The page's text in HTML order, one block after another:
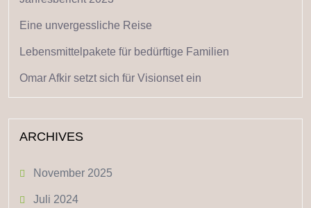
Eine unvergessliche Reise
Lebensmittelpakete für bedürftige Familien
Omar Afkir setzt sich für Visionset ein
ARCHIVES
November 2025
Juli 2024